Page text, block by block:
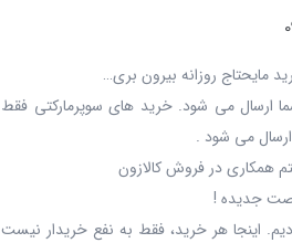
مایحتاج روزانه بیرون بری…
ارسال می شود. خرید های سوپرمارکتی فقط
ارسال می شود .
همکاری در فروش کالازون
جدیده !
اینجا هر خرید، فقط به نفع خریدار نیست